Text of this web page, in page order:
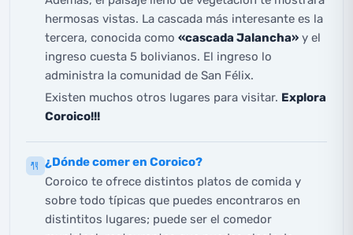
hermosas vistas. La cascada más interesante es la
tercera, conocida como «cascada Jalancha» y el
ingreso cuesta 5 bolivianos. El ingreso lo
administra la comunidad de San Félix.
Existen muchos otros lugares para visitar. Explora
Coroico!!!
¿Dónde comer en Coroico?
Coroico te ofrece distintos platos de comida y
sobre todo típicas que puedes encontraros en
distintitos lugares; puede ser el comedor